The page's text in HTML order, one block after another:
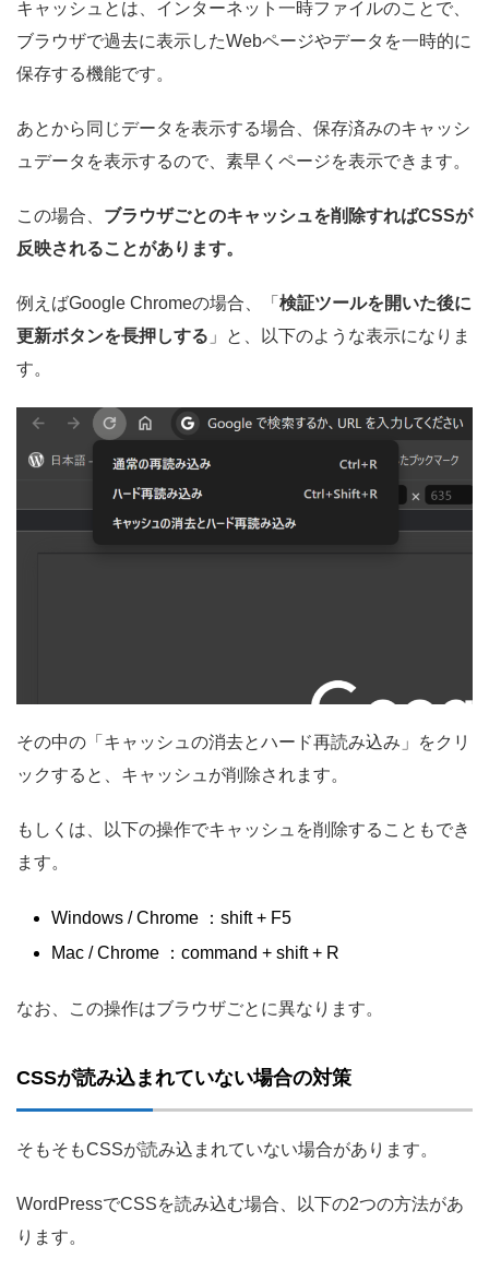
キャッシュとは、インターネット一時ファイルのことで、
ブラウザで過去に表示したWebページやデータを一時的に
保存する機能です。
あとから同じデータを表示する場合、保存済みのキャッシ
ュデータを表示するので、素早くページを表示できます。
この場合、 ブラウザごとのキャッシュを削除すればCSSが
反映されることがあります。
例えばGoogle Chromeの場合、「 検証ツールを開いた後に
更新ボタンを長押しする 」と、以下のような表示になりま
す。
その中の「キャッシュの消去とハード再読み込み」をクリ
ックすると、キャッシュが削除されます。
もしくは、以下の操作でキャッシュを削除することもでき
ます。
Windows / Chrome ：shift + F5
Mac / Chrome ：command + shift + R
なお、この操作はブラウザごとに異なります。
CSSが読み込まれていない場合の対策
そもそもCSSが読み込まれていない場合があります。
WordPressでCSSを読み込む場合、以下の2つの方法があ
ります。